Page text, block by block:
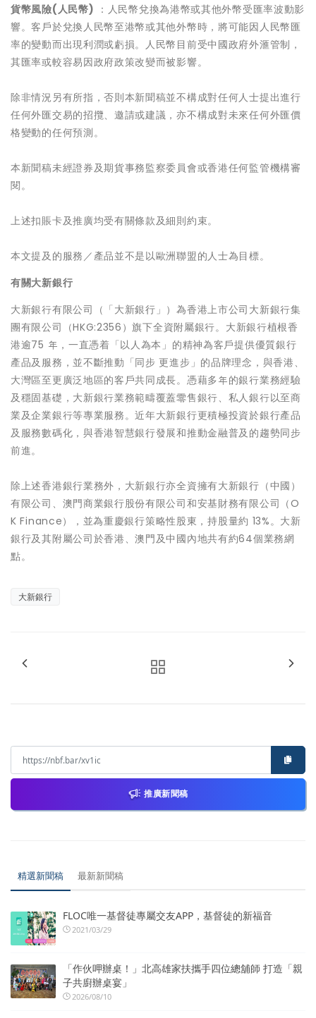
貨幣風險(人民幣) ：人民幣兌換為港幣或其他外幣受匯率波動影
響。客戶於兌換人民幣至港幣或其他外幣時，將可能因人民幣匯
率的變動而出現利潤或虧損。人民幣目前受中國政府外滙管制，
其匯率或較容易因政府政策改變而被影響。
除非情況另有所指，否則本新聞稿並不構成對任何人士提出進行
任何外匯交易的招攬、邀請或建議，亦不構成對未來任何外匯價
格變動的任何預測。
本新聞稿未經證券及期貨事務監察委員會或香港任何監管機構審
閱。
上述扣賬卡及推廣均受有關條款及細則約束。
本文提及的服務／產品並不是以歐洲聯盟的人士為目標。
有關大新銀行
大新銀行有限公司（「大新銀行」）為香港上市公司大新銀行集
團有限公司（HKG:2356）旗下全資附屬銀行。大新銀行植根香
港逾75 年，一直憑着「以人為本」的精神為客戶提供優質銀行
產品及服務，並不斷推動「同步 更進步」的品牌理念，與香港、
大灣區至更廣泛地區的客戶共同成長。憑藉多年的銀行業務經驗
及穩固基礎，大新銀行業務範疇覆蓋零售銀行、私人銀行以至商
業及企業銀行等專業服務。近年大新銀行更積極投資於銀行產品
及服務數碼化，與香港智慧銀行發展和推動金融普及的趨勢同步
前進。
除上述香港銀行業務外，大新銀行亦全資擁有大新銀行（中國）
有限公司、澳門商業銀行股份有限公司和安基財務有限公司（O
K Finance），並為重慶銀行策略性股東，持股量約 13%。大新
銀行及其附屬公司於香港、澳門及中國內地共有約64個業務網
點。
大新銀行
推廣新聞稿
精選新聞稿 最新新聞稿
FLOC唯一基督徒專屬交友APP，基督徒的新福音
2021/03/29
「作伙呷辦桌！」北高雄家扶攜手四位總舖師 打造「親
子共廚辦桌宴」
2026/08/10